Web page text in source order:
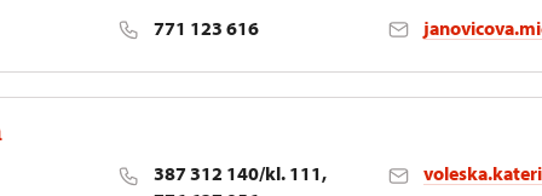
771 123 616
387 312 140/kl. 111,